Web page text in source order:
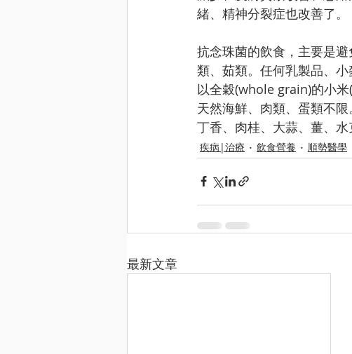
緒、精神分裂症也改善了。
抗念珠菌的飲食，主要是
類、茹類。任何乳製品、
以全穀(whole grain)的小
天然海鮮、肉類、蛋類不
丁香、肉桂、大蒜、薑、
疾病|治療 飲食營養 順勢醫學
最新文章